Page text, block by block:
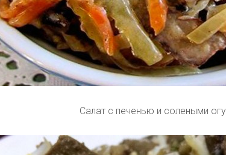
Салат с печенью и солеными